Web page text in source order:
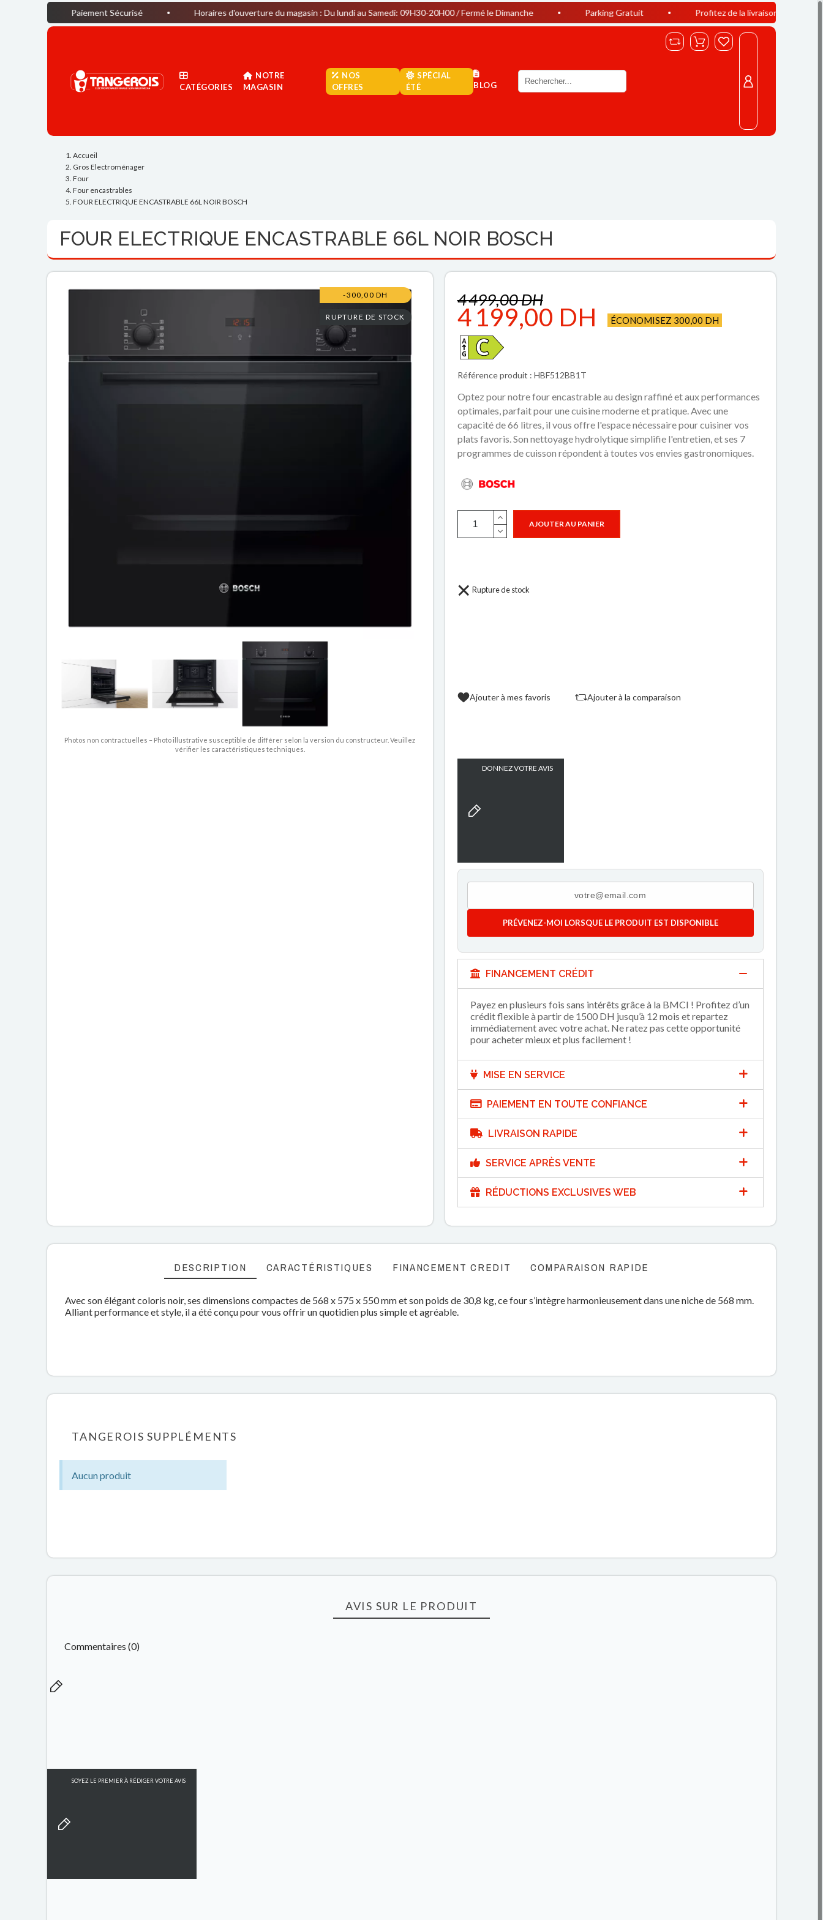
Paiement Sécurisé Horaires d'ouverture du magasin : Du lundi au Samedi: 09H30-20H00 / Fermé le Dimanche Parking Gratuit Profitez de la livraison offerte à Casablanca
CATÉGORIES
NOTRE
MAGASIN
NOS
OFFRES
SPÉCIAL
ÉTÉ
BLOG
Accueil
Gros Electroménager
Four
Four encastrables
FOUR ELECTRIQUE ENCASTRABLE 66L NOIR BOSCH
FOUR ELECTRIQUE ENCASTRABLE 66L NOIR BOSCH
-300,00 DH
RUPTURE DE STOCK
Photos non contractuelles – Photo illustrative susceptible de différer selon la version du constructeur. Veuillez
vérifier les caractéristiques techniques.
4 499,00 DH
4 199,00 DH ÉCONOMISEZ 300,00 DH
Référence produit : HBF512BB1T
Optez pour notre four encastrable au design raffiné et aux performances
optimales, parfait pour une cuisine moderne et pratique. Avec une
capacité de 66 litres, il vous offre l'espace nécessaire pour cuisiner vos
plats favoris. Son nettoyage hydrolytique simplifie l'entretien, et ses 7
programmes de cuisson répondent à toutes vos envies gastronomiques.
AJOUTER AU PANIER
Rupture de stock
Ajouter à mes favoris Ajouter à la comparaison
DONNEZ VOTRE AVIS
PRÉVENEZ-MOI LORSQUE LE PRODUIT EST DISPONIBLE
FINANCEMENT CRÉDIT
Payez en plusieurs fois sans intérêts grâce à la BMCI ! Profitez d’un
crédit flexible à partir de 1500 DH jusqu’à 12 mois et repartez
immédiatement avec votre achat. Ne ratez pas cette opportunité
pour acheter mieux et plus facilement !
MISE EN SERVICE
PAIEMENT EN TOUTE CONFIANCE
LIVRAISON RAPIDE
SERVICE APRÈS VENTE
RÉDUCTIONS EXCLUSIVES WEB
DESCRIPTION CARACTÉRISTIQUES FINANCEMENT CREDIT COMPARAISON RAPIDE
Avec son élégant coloris noir, ses dimensions compactes de 568 x 575 x 550 mm et son poids de 30,8 kg, ce four s’intègre harmonieusement dans une niche de 568 mm.
Alliant performance et style, il a été conçu pour vous offrir un quotidien plus simple et agréable.
TANGEROIS SUPPLÉMENTS
Aucun produit
AVIS SUR LE PRODUIT
Commentaires (0)
SOYEZ LE PREMIER À RÉDIGER VOTRE AVIS